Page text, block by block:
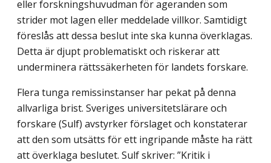
eller forskningshuvudman för ageranden som
strider mot lagen eller meddelade villkor. Samtidigt
föreslås att dessa beslut inte ska kunna överklagas.
Detta är djupt problematiskt och riskerar att
underminera rättssäkerheten för landets forskare.
Flera tunga remissinstanser har pekat på denna
allvarliga brist. Sveriges universitets­lärare och
forskare (Sulf) avstyrker förslaget och konstaterar
att den som utsätts för ett ingripande måste ha rätt
att överklaga beslutet. Sulf skriver: ”Kritik i